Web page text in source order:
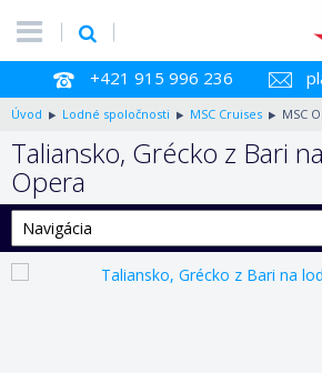
+421 915 996 236
Úvod Lodné spoločnosti MSC Cruises MSC
Taliansko, Grécko z Bari
Opera